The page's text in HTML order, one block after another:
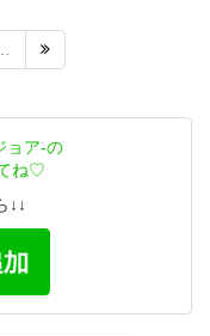
ョア-の
ね♡
↓↓